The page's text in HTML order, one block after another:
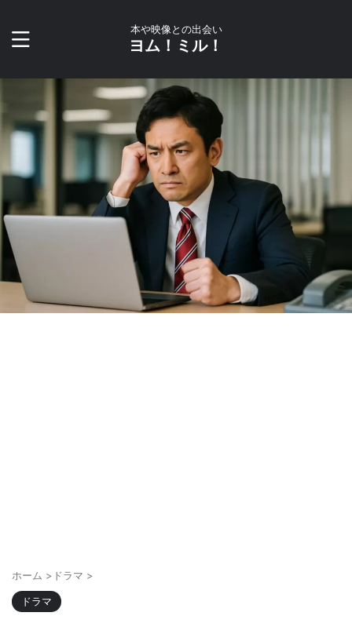
本や映像との出会い
ヨム！ミル！
ホーム > ドラマ >
ドラマ